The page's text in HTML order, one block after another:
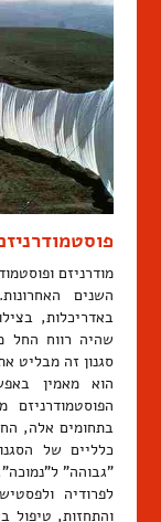
מודרניזם
השנים
באדריכלות,
סגנון זה מבליט
הוא מאמין
בתחומים אלה,
כלליים של
"גבוהה"
לפרודיה
והתחזות, טיפול